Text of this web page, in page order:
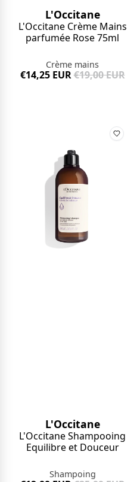
L'Occitane
L'Occitane Crème Mains
parfumée Rose 75ml
Crème mains
€14,25 EUR€19,00 EUR
L'Occitane
L'Occitane Shampooing
Equilibre et Douceur
Shampoing